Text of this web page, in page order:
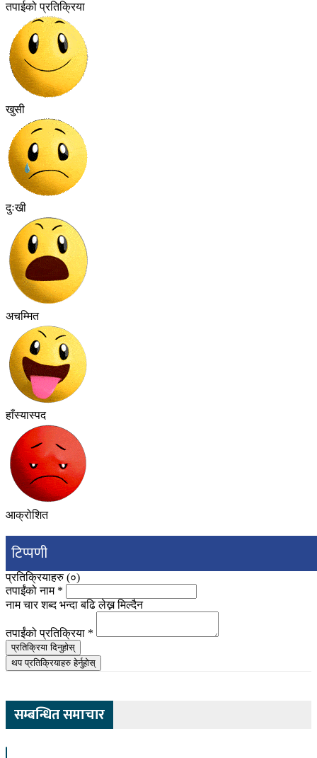
तपाईको प्रतिक्रिया
खुसी
दुःखी
अचम्मित
हाँस्यास्पद
आक्रोशित
टिप्पणी
प्रतिक्रियाहरु (०)
तपाईंको नाम *
नाम चार शब्द भन्दा बढि लेख्न मिल्दैन
तपाईंको प्रतिक्रिया *
प्रतिक्रिया दिनुहोस्
थप प्रतिक्रियाहरु हेर्नुहोस्
सम्बन्धित समाचार